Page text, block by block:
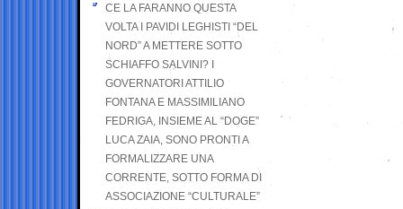
CE LA FARANNO QUESTA
VOLTA I PAVIDI LEGHISTI “DEL
NORD” A METTERE SOTTO
SCHIAFFO SALVINI? I
GOVERNATORI ATTILIO
FONTANA E MASSIMILIANO
FEDRIGA, INSIEME AL “DOGE”
LUCA ZAIA, SONO PRONTI A
FORMALIZZARE UNA
CORRENTE, SOTTO FORMA DI
ASSOCIAZIONE “CULTURALE”